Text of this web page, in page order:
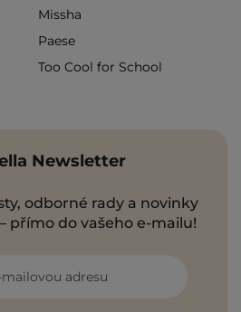
Missha
Paese
Too Cool for School
Newsletter
odborné rady a novinky
přímo do vašeho e-mailu!
adresu